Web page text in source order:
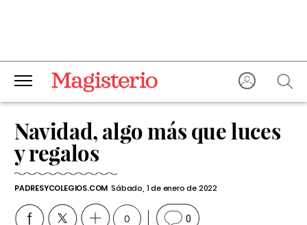
Navidad, algo más que luces
y regalos
PADRESYCOLEGIOS.COM Sábado, 1 de enero de 2022
0 0